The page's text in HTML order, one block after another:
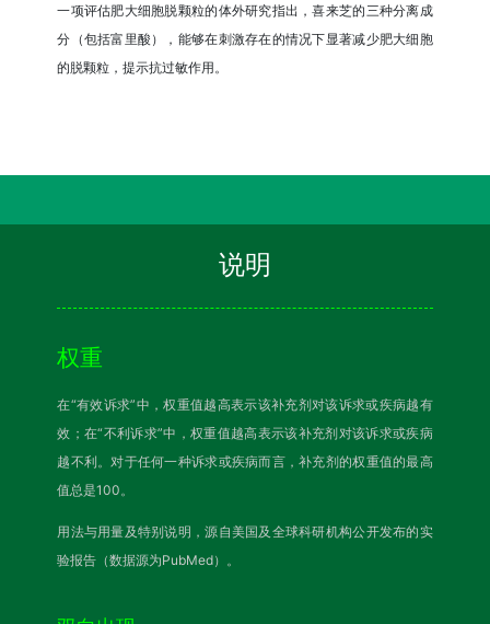
一项评估肥大细胞脱颗粒的体外研究指出，喜来芝的三种分离成
分（包括富里酸），能够在刺激存在的情况下显著减少肥大细胞
的脱颗粒，提示抗过敏作用。
说明
权重
在“有效诉求”中，权重值越高表示该补充剂对该诉求或疾病越有
效；在“不利诉求”中，权重值越高表示该补充剂对该诉求或疾病
越不利。对于任何一种诉求或疾病而言，补充剂的权重值的最高
值总是100。
用法与用量及特别说明，源自美国及全球科研机构公开发布的实
验报告（数据源为PubMed）。